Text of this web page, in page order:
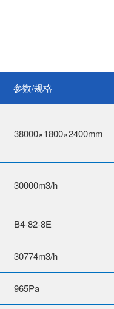
参数/规格
38000×1800×2400mm
30000m3/h
B4-82-8E
30774m3/h
965Pa